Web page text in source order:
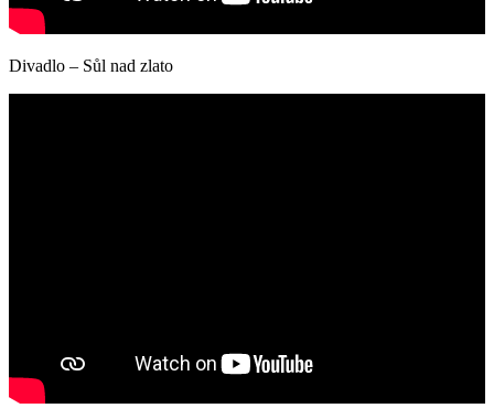
Divadlo – Sůl nad zlato